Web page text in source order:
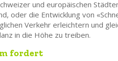
und europäischen
oder die Entwicklung von
Verkehr erleichtern und
in die Höhe zu treiben.
fordert